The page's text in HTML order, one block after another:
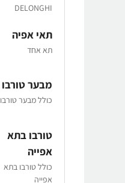
DELONGHI
תאי אפיה
תא אחד
מבער טורבו
כולל מבער טורבו
טורבו בתא
אפייה
כולל טורבו בתא
אפייה